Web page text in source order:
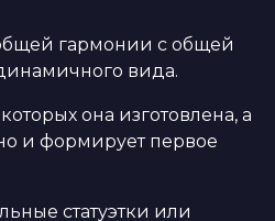
гармонии с общей
вида.
она изготовлена, а
и формирует первое
статуэтки или